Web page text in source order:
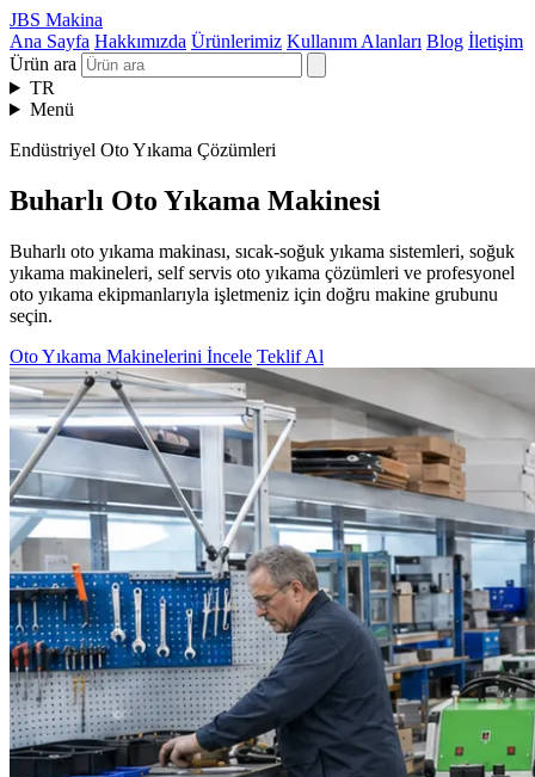
JBS Makina
Ana Sayfa Hakkımızda Ürünlerimiz Kullanım Alanları Blog İletişim
Ürün ara
TR
Menü
Endüstriyel Oto Yıkama Çözümleri
Buharlı Oto Yıkama Makinesi
Buharlı oto yıkama makinası, sıcak-soğuk yıkama sistemleri, soğuk
yıkama makineleri, self servis oto yıkama çözümleri ve profesyonel
oto yıkama ekipmanlarıyla işletmeniz için doğru makine grubunu
seçin.
Oto Yıkama Makinelerini İncele Teklif Al